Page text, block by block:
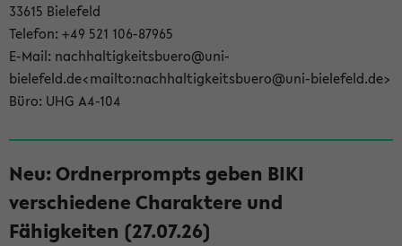
33615 Bielefeld
Telefon: +49 521 106-87965
E-Mail: nachhaltigkeitsbuero@uni-
bielefeld.de<mailto:nachhaltigkeitsbuero@uni-bielefeld.de>
Büro: UHG A4-104
Neu: Ordnerprompts geben BIKI
verschiedene Charaktere und
Fähigkeiten (27.07.26)